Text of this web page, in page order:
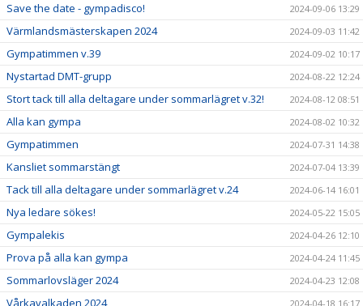
Save the date - gympadisco! 2024-09-06 13:29
Värmlandsmästerskapen 2024 2024-09-03 11:42
Gympatimmen v.39 2024-09-02 10:17
Nystartad DMT-grupp 2024-08-22 12:24
Stort tack till alla deltagare under sommarlägret v.32! 2024-08-12 08:51
Alla kan gympa 2024-08-02 10:32
Gympatimmen 2024-07-31 14:38
Kansliet sommarstängt 2024-07-04 13:39
Tack till alla deltagare under sommarlägret v.24 2024-06-14 16:01
Nya ledare sökes! 2024-05-22 15:05
Gympalekis 2024-04-26 12:10
Prova på alla kan gympa 2024-04-24 11:45
Sommarlovsläger 2024 2024-04-23 12:08
Vårkavalkaden 2024 2024-04-18 16:17